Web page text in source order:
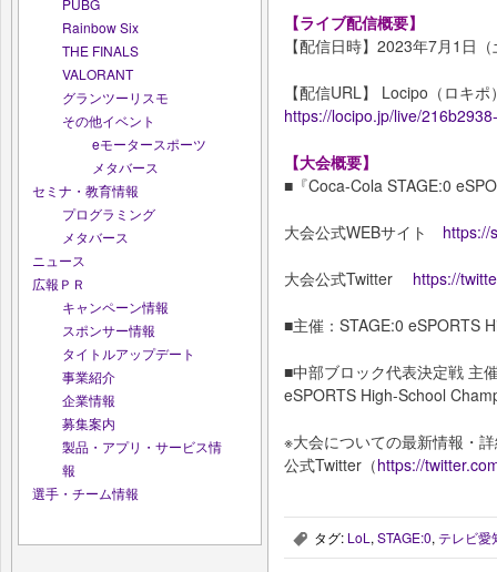
PUBG
Rainbow Six
THE FINALS
VALORANT
グランツーリスモ
その他イベント
eモータースポーツ
メタバース
セミナ・教育情報
プログラミング
メタバース
ニュース
広報ＰＲ
キャンペーン情報
スポンサー情報
タイトルアップデート
事業紹介
企業情報
募集案内
製品・アプリ・サービス情
報
選手・チーム情報
【ライブ配信概要】
【配信日時】2023年7月1日
【配信URL】 Locipo（ロキ
https://locipo.jp/live/
【大会概要】
■『Coca-Cola STAGE:0
大会公式WEBサイト https://
大会公式Twitter https://
■主催：STAGE:0 eSPORTS
■中部ブロック代表決定戦 主
eSPORTS High-School
※大会についての最新情報・
公式Twitter（https://
, タグ: LoL , STAGE:0, テレビ愛